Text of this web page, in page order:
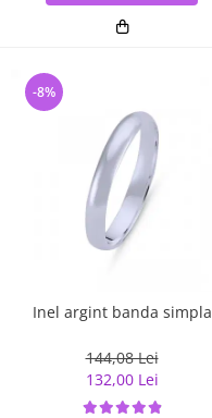
Inel argint banda simpla
144,08 Lei
132,00 Lei
-8%